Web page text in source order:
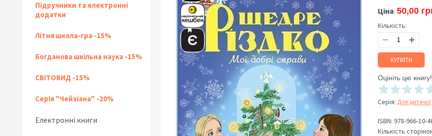
Підручники та електронні
додатки
Літня школа-гра -15%
Богданова шкільна наука -15%
СВІТОВИД -15%
Серія "Чейзіана" -20%
Електронні книги
Ціна: 50,00
Кількість:
КУПИТИ
Оцініть цю книгу!
Серія: Для дитячої
ISBN: 978-966-10-
Кількість